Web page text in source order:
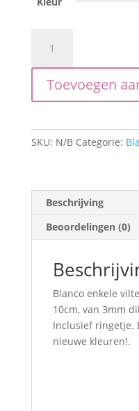
enkele
Vilten
sleutelhanger
3x10cm
Toevoegen
SKU: N/B Categorie:
Beschrijving
Beoordelingen (0)
Blanco enkele
10cm, van 3mm
Inclusief ringetje.
nieuwe kleuren!.